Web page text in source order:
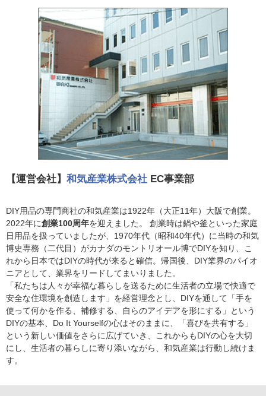
【運営会社】 和気産業株式会社 EC事業部
DIY用品の専門商社の和気産業は1922年（大正11年）大阪で創業。
2022年に創業100周年を迎えました。 創業時は鍋や釜といった家庭
日用品を扱っていましたが、1970年代（昭和40年代）に当時の和気
博史専務（二代目）がカナダのモントリオール博でDIYを知り、こ
れから日本ではDIYの時代が来ると確信。帰国後、DIY業界のパイオ
ニアとして、業界をリードしてまいりました。
「私たちは人々が幸福な暮らしを送るために生活者の立場で快適で
安全な住環境を創造します」を経営理念とし、DIYを通して「手を
使って何かを作る、補修する、自らのアイデアを形にする」という
DIYの基本、Do It Yourselfの心はそのままに、「喜びを共有する」
という新しい価値をさらに広げていき、これからもDIYの心を大切
にし、生活者の暮らしに寄り添いながら、和気産業は行動し続けま
す。